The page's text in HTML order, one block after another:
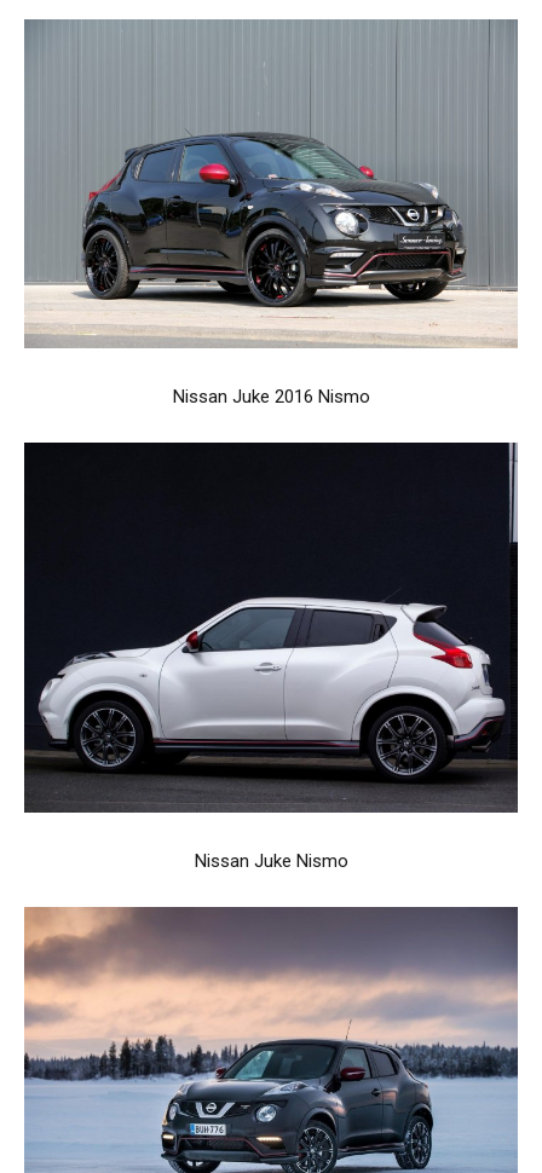
Nissan Juke 2016 Nismo
Nissan Juke Nismo